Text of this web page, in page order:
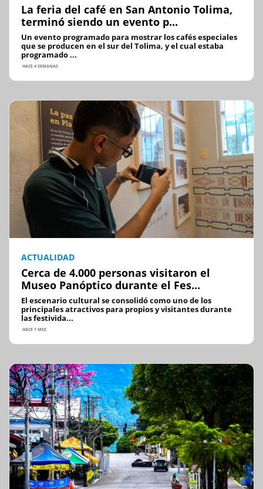
La feria del café en San Antonio Tolima,
terminó siendo un evento p...
Un evento programado para mostrar los cafés especiales
que se producen en el sur del Tolima, y el cual estaba
programado ...
HACE 4 SEMANAS
ACTUALIDAD
Cerca de 4.000 personas visitaron el
Museo Panóptico durante el Fes...
El escenario cultural se consolidó como uno de los
principales atractivos para propios y visitantes durante
las festivida...
HACE 1 MES